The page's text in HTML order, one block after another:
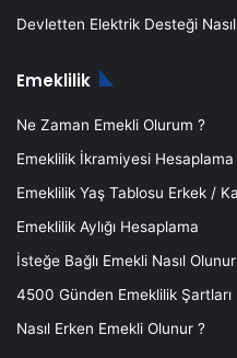
Devletten Elektrik Desteği Nasıl
Emeklilik
Ne Zaman Emekli Olurum ?
Emeklilik İkramiyesi Hesaplama
Emeklilik Yaş Tablosu Erkek /
Emeklilik Aylığı Hesaplama
İsteğe Bağlı Emekli Nasıl
4500 Günden Emeklilik Şartları
Nasıl Erken Emekli Olunur ?